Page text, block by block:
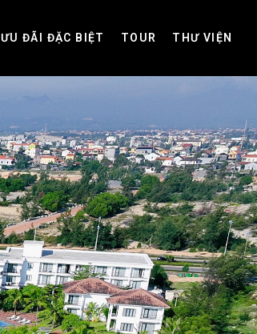
ƯU ĐÃI ĐẶC BIỆT TOUR THƯ VIỆN